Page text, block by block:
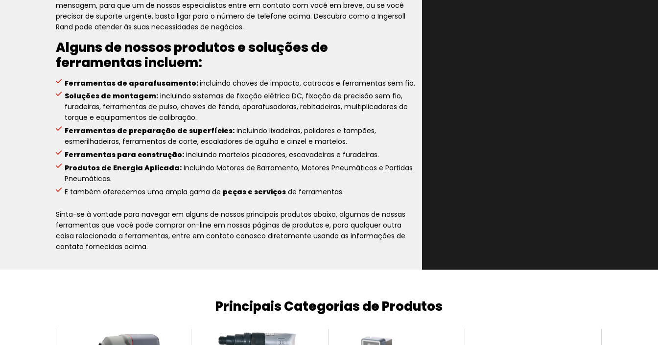
mensagem, para que um de nossos especialistas entre em contato com você em breve, ou se você
precisar de suporte urgente, basta ligar para o número de telefone acima. Descubra como a Ingersoll
Rand pode atender às suas necessidades de negócios.
Alguns de nossos produtos e soluções de
ferramentas incluem:
Ferramentas de aparafusamento:incluindo chaves de impacto, catracas e ferramentas sem fio.
Soluções de montagem: incluindo sistemas de fixação elétrica DC, fixação de precisão sem fio,
furadeiras, ferramentas de pulso, chaves de fenda, aparafusadoras, rebitadeiras, multiplicadores de
torque e equipamentos de calibração.
Ferramentas de preparação de superfícies: incluindo lixadeiras, polidores e tampões,
esmerilhadeiras, ferramentas de corte, escaladores de agulha e cinzel e martelos.
Ferramentas para construção: incluindo martelos picadores, escavadeiras e furadeiras.
Produtos de Energia Aplicada: Incluindo Motores de Barramento, Motores Pneumáticos e Partidas
Pneumáticas.
E também oferecemos uma ampla gama de peças e serviços de ferramentas.
Sinta-se à vontade para navegar em alguns de nossos principais produtos abaixo, algumas de nossas
ferramentas que você pode comprar on-line em nossas páginas de produtos e, para qualquer outra
coisa relacionada a ferramentas, entre em contato conosco diretamente usando as informações de
contato fornecidas acima.
Principais Categorias de Produtos